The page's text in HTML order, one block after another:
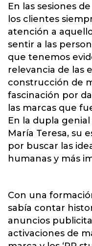
En las sesiones
los clientes
atención a
sentir a las
que tenemos
relevancia de las
construcción de
fascinación por
las marcas que
En la dupla
María Teresa, su
por buscar las
humanas y más
Con una
sabía contar
anuncios
activaciones de